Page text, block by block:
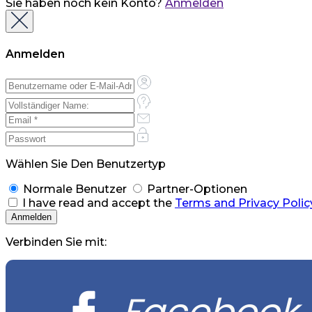
Sie haben noch kein Konto? Anmelden
Anmelden
Wählen Sie Den Benutzertyp
Normale Benutzer
Partner-Optionen
I have read and accept the Terms and Privacy
Verbinden Sie mit: